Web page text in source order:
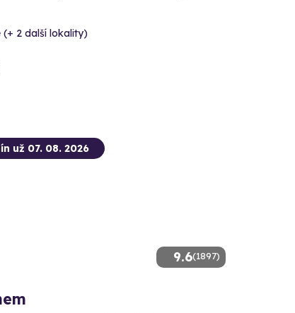
(+ 2 další lokality)
9.6(1897)
už 07. 08. 2026